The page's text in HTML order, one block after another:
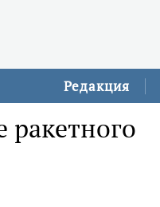
Редакция
ракетного